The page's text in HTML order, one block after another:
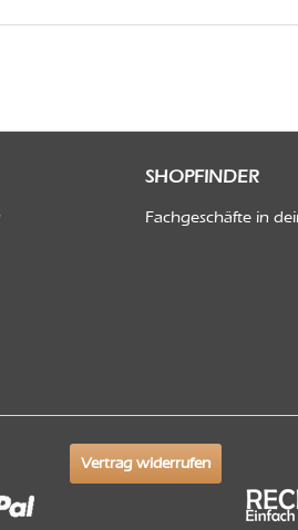
SHOPFINDER
Fachgeschäfte in
Vertrag widerrufen